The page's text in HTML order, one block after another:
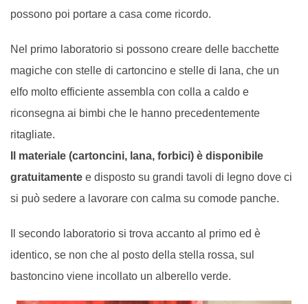
possono poi portare a casa come ricordo.
Nel primo laboratorio si possono creare delle bacchette
magiche con stelle di cartoncino e stelle di lana, che un
elfo molto efficiente assembla con colla a caldo e
riconsegna ai bimbi che le hanno precedentemente
ritagliate.
Il materiale (cartoncini, lana, forbici) è disponibile
gratuitamente e disposto su grandi tavoli di legno dove ci
si può sedere a lavorare con calma su comode panche.
Il secondo laboratorio si trova accanto al primo ed è
identico, se non che al posto della stella rossa, sul
bastoncino viene incollato un alberello verde.